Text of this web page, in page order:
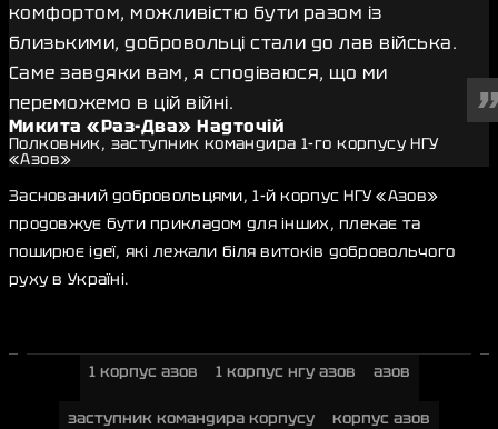
комфортом, можливістю бути разом із
близькими, добровольці стали до лав війська.
Саме завдяки вам, я сподіваюся, що ми
переможемо в цій війні.
Микита «Раз-Два» Надточій
Полковник, заступник командира 1-го корпусу НГУ
«Азов»
Заснований добровольцями, 1-й корпус НГУ «Азов»
продовжує бути прикладом для інших, плекає та
поширює ідеї, які лежали біля витоків добровольчого
руху в Україні.
1 корпус азов 1 корпус нгу азов азов
заступник командира корпусу корпус азов